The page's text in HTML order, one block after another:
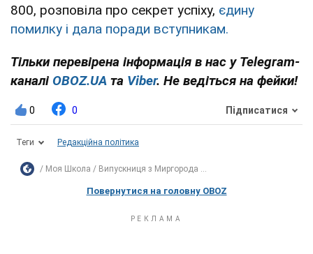
800, розповіла про секрет успіху, єдину
помилку і дала поради вступникам.
Тільки перевірена інформація в нас у Telegram-
каналі OBOZ.UA та Viber. Не ведіться на фейки!
0 0 Підписатися
Теги Редакційна політика
Моя Школа Випускниця з Миргорода ...
Повернутися на головну OBOZ